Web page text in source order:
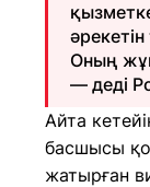
Оның
— деді
Айта
басшысы
жатырған